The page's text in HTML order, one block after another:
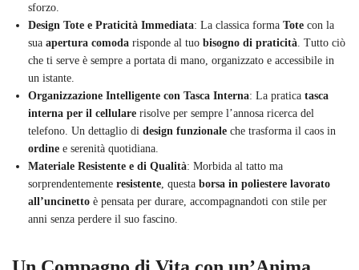
sforzo.
Design Tote e Praticità Immediata: La classica forma Tote con la
sua apertura comoda risponde al tuo bisogno di praticità . Tutto ciò
che ti serve è sempre a portata di mano, organizzato e accessibile in
un istante.
Organizzazione Intelligente con Tasca Interna: La pratica tasca
interna per il cellulare risolve per sempre l’annosa ricerca del
telefono. Un dettaglio di design funzionale che trasforma il caos in
ordine e serenità quotidiana.
Materiale Resistente e di Qualità: Morbida al tatto ma
sorprendentemente resistente , questa borsa in poliestere lavorato
all’uncinetto è pensata per durare, accompagnandoti con stile per
anni senza perdere il suo fascino.